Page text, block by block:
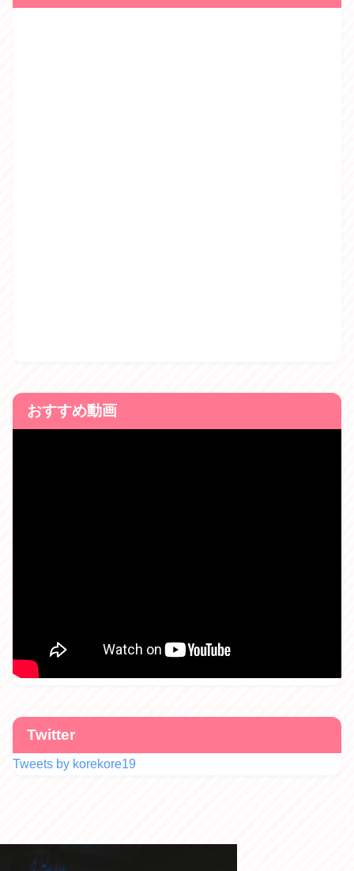
おすすめ動画
Twitter
Tweets by korekore19